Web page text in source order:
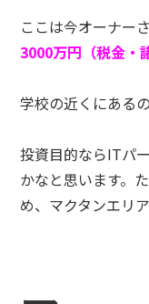
ここは今オーナー
3000万円（税金・
学校の近くにある
投資目的ならITパ
かなと思います。
め、マクタンエリ